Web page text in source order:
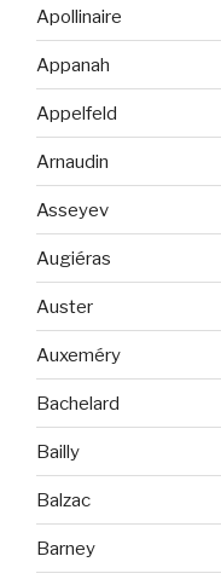
Apollinaire
Appanah
Appelfeld
Arnaudin
Asseyev
Augiéras
Auster
Auxeméry
Bachelard
Bailly
Balzac
Barney